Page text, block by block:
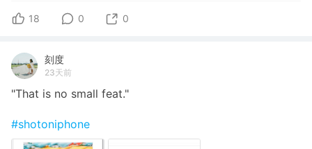
18 0 0
刻度
23天前
"That is no small feat."
#shotoniphone